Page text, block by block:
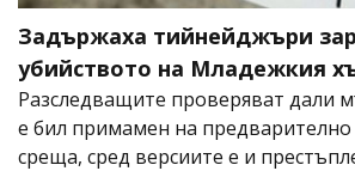
Задържаха тийнейджъри
убийството на Младежкия
Разследващите проверяват дали
е бил примамен на предварително
среща, сред версиите е и